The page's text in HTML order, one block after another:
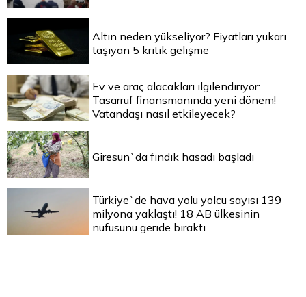
Altın neden yükseliyor? Fiyatları yukarı
taşıyan 5 kritik gelişme
Ev ve araç alacakları ilgilendiriyor:
Tasarruf finansmanında yeni dönem!
Vatandaşı nasıl etkileyecek?
Giresun`da fındık hasadı başladı
Türkiye`de hava yolu yolcu sayısı 139
milyona yaklaştı! 18 AB ülkesinin
nüfusunu geride bıraktı